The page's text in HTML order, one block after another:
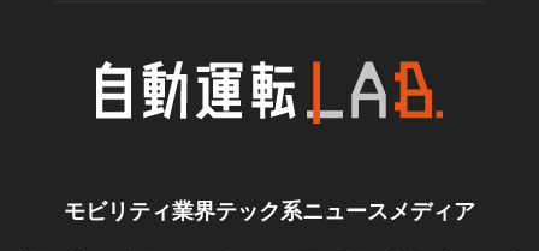
モビリティ業界テック系ニュースメディア